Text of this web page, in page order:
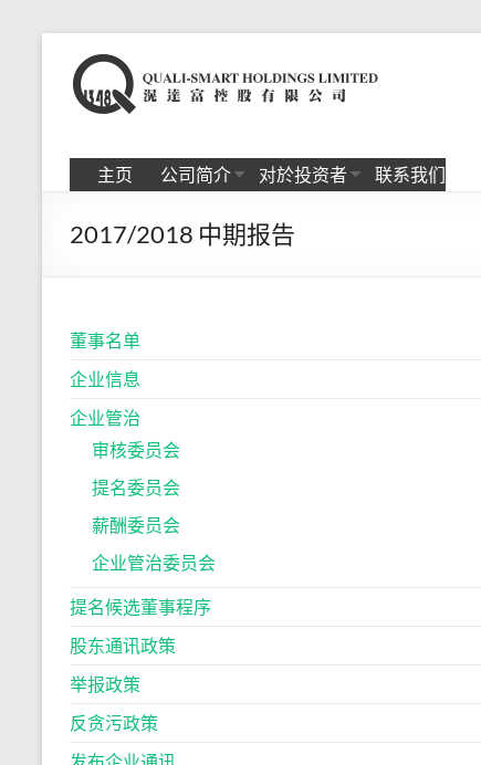
content
滉
达
富
控
股
限
公
司
主页
公司简介 对於投资者 联系我们
2017/2018 中期报告
董事名单
企业信息
企业管治
审核委员会
提名委员会
薪酬委员会
企业管治委员会
提名候选董事程序
股东通讯政策
举报政策
反贪污政策